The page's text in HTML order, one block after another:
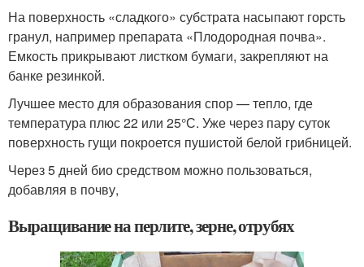
На поверхность «сладкого» субстрата насыпают горсть
гранул, например препарата «Плодородная почва».
Емкость прикрывают листком бумаги, закрепляют на
банке резинкой.
Лучшее место для образования спор — тепло, где
температура плюс 22 или 25°С. Уже через пару суток
поверхность гущи покроется пушистой белой грибницей.
Через 5 дней био средством можно пользоваться,
добавляя в почву,
Выращивание на перлите, зерне, отрубях